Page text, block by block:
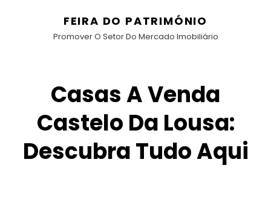
FEIRA DO PATRIMÓNIO
Promover O Setor Do Mercado Imobiliário
Casas A Venda
Castelo Da Lousa:
Descubra Tudo Aqui